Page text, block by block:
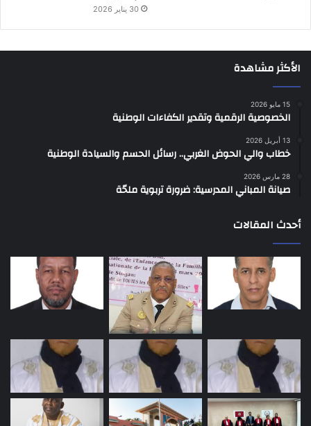
30 يناير 2026
الأكثر مشاهدة
15 مايو 2026
الخصوصية الرقمية وتقدير الكفاءات الوطنية
13 أبريل 2026
خطاب والي الحوض الغربي.. رسائل الحسم والسيادة الوطنية
28 مارس 2026
صيانة المباني المدرسية: ضرورة تربوية ملحّة
أحدث المقالات